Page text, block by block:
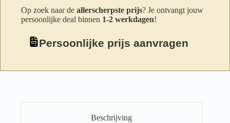
Op zoek naar de allerscherpste prijs? Je ontvangt jouw
persoonlijke deal binnen 1-2 werkdagen!
Persoonlijke prijs aanvragen
Beschrijving